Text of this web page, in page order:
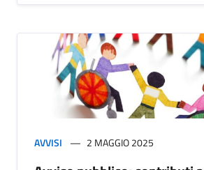
AVVISI 2 MAGGIO 2025